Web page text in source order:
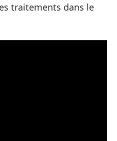
traitements dans le